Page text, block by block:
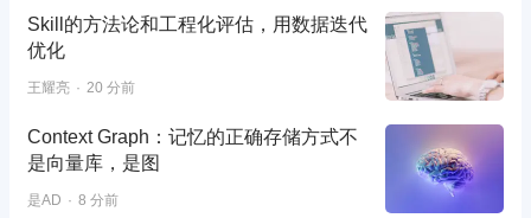
Skill的方法论和工程化评估，用数据迭代
优化
王耀亮 20 分前
Context Graph：记忆的正确存储方式不
是向量库，是图
是AD 8 分前